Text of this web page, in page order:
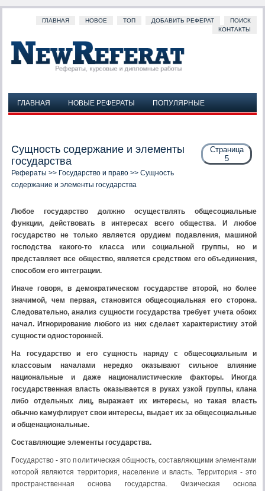
ГЛАВНАЯ НОВОЕ ТОП ДОБАВИТЬ РЕФЕРАТ
ПОИСК
КОНТАКТЫ
ГЛАВНАЯ НОВЫЕ РЕФЕРАТЫ
ПОПУЛЯРНЫЕ
Страница
5
Сущность содержание и элементы
государства
Рефераты >> Государство и право >> Сущность
содержание и элементы государства
Любое государство должно осуществлять общесоциальные
функции, действовать в интересах всего общества. И любое
государство не только является орудием подавления, машиной
господства какого-то класса или социальной группы, но и
представляет все общество, является средством его объединения,
способом его интеграции.
Иначе говоря, в демократическом государстве второй, но более
значимой, чем первая, становится общесоциальная его сторона.
Следовательно, анализ сущности государства требует учета обоих
начал. Игнорирование любого из них сделает характеристику этой
сущности односторонней.
На государство и его сущность наряду с общесоциальным и
классовым началами нередко оказывают сильное влияние
национальные и даже националистические факторы. Иногда
государственная власть оказывается в руках узкой группы, клана
либо отдельных лиц, выражает их интересы, но такая власть
обычно камуфлирует свои интересы, выдает их за общесоциальные
и общенациональные.
Составляющие элементы государства.
Государство - это политическая общность, составляющими элементами
которой являются территория, население и власть. Территория - это
пространственная основа государства. Физическая основа